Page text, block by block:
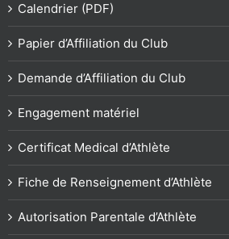
Calendrier (PDF)
Papier d’Affiliation du Club
Demande d’Affiliation du Club
Engagement matériel
Certificat Medical d’Athlète
Fiche de Renseignement d’Athlète
Autorisation Parentale d’Athlète